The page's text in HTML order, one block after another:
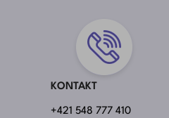
KONTAKT
+421 548 777 410